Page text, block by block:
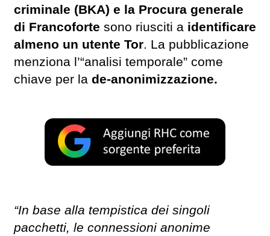
criminale (BKA) e la Procura generale
di Francoforte sono riusciti a identificare
almeno un utente Tor. La pubblicazione
menziona l’“analisi temporale” come
chiave per la de-anonimizzazione.
“In base alla tempistica dei singoli
pacchetti, le connessioni anonime